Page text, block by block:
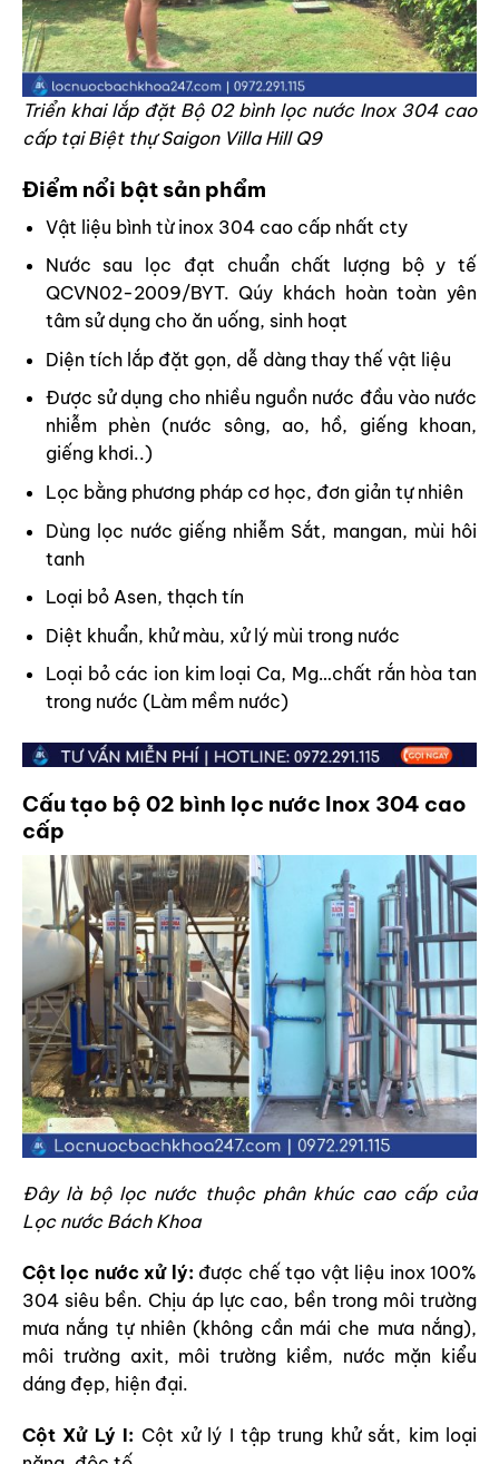
Triển khai lắp đặt Bộ 02 bình lọc nước Inox 304 cao
cấp tại Biệt thự Saigon Villa Hill Q9
Điểm nổi bật sản phẩm
Vật liệu bình từ inox 304 cao cấp nhất cty
Nước sau lọc đạt chuẩn chất lượng bộ y tế
QCVN02-2009/BYT. Qúy khách hoàn toàn yên
tâm sử dụng cho ăn uống, sinh hoạt
Diện tích lắp đặt gọn, dễ dàng thay thế vật liệu
Được sử dụng cho nhiều nguồn nước đầu vào nước
nhiễm phèn (nước sông, ao, hồ, giếng khoan,
giếng khơi..)
Lọc bằng phương pháp cơ học, đơn giản tự nhiên
Dùng lọc nước giếng nhiễm Sắt, mangan, mùi hôi
tanh
Loại bỏ Asen, thạch tín
Diệt khuẩn, khử màu, xử lý mùi trong nước
Loại bỏ các ion kim loại Ca, Mg…chất rắn hòa tan
trong nước (Làm mềm nước)
Cấu tạo bộ 02 bình lọc nước Inox 304 cao
cấp
Đây là bộ lọc nước thuộc phân khúc cao cấp của
Lọc nước Bách Khoa
Cột lọc nước xử lý: được chế tạo vật liệu inox 100%
304 siêu bền. Chịu áp lực cao, bền trong môi trường
mưa nắng tự nhiên (không cần mái che mưa nắng),
môi trường axit, môi trường kiềm, nước mặn kiểu
dáng đẹp, hiện đại.
Cột Xử Lý I: Cột xử lý I tập trung khử sắt, kim loại